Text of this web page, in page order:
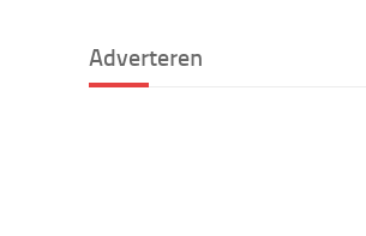
Adverteren